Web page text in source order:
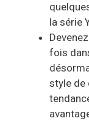
la série
fois
style de